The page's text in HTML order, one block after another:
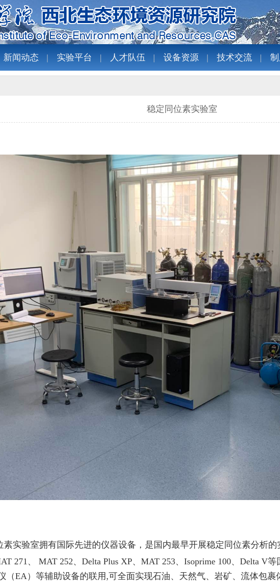
新闻动态 实验平台 人才队伍 设备资源 技术交流
稳定同位素实验室
素实验室拥有国际先进的仪器设备 ， 是国内最早开展稳定同位素分析
271、 MAT 252、 Delta Plus XP、 MAT 253、 Isoprime 100、 Delta V等
（EA）等辅助设备的联用,可全面实现石油、天然气、岩矿、流体包